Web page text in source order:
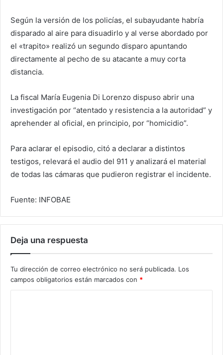
Según la versión de los policías, el subayudante habría
disparado al aire para disuadirlo y al verse abordado por
el «trapito» realizó un segundo disparo apuntando
directamente al pecho de su atacante a muy corta
distancia.
La fiscal María Eugenia Di Lorenzo dispuso abrir una
investigación por “atentado y resistencia a la autoridad” y
aprehender al oficial, en principio, por “homicidio”.
Para aclarar el episodio, citó a declarar a distintos
testigos, relevará el audio del 911 y analizará el material
de todas las cámaras que pudieron registrar el incidente.
Fuente: INFOBAE
Deja una respuesta
Tu dirección de correo electrónico no será publicada. Los
campos obligatorios están marcados con *